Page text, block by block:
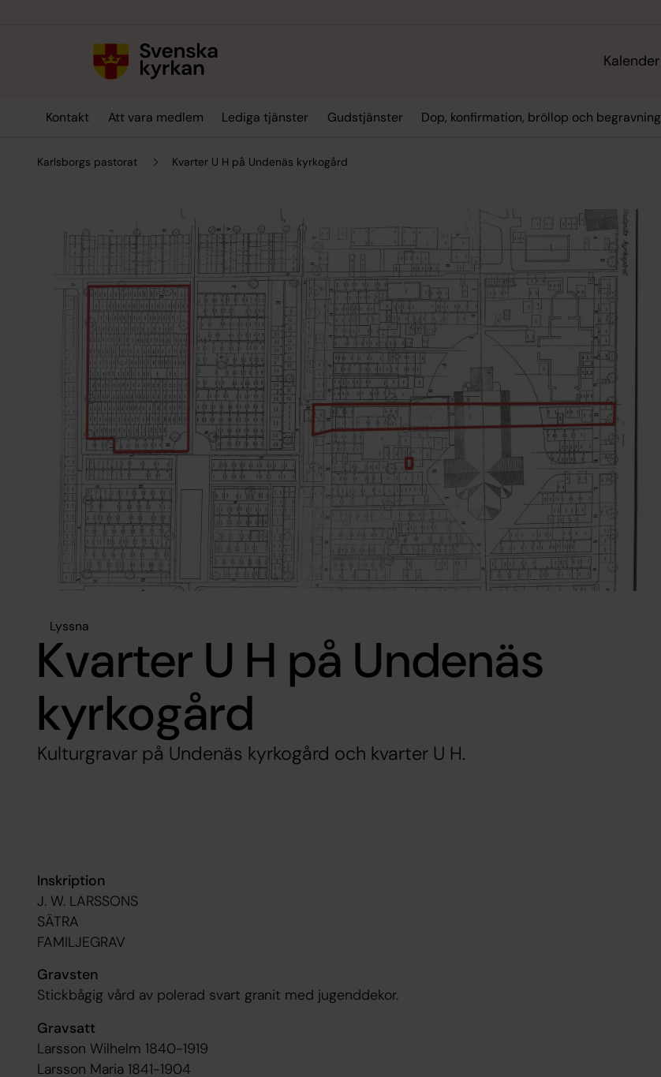
Kalender
Kontakt Att vara medlem Lediga tjänster Gudstjänster Dop, konfirmation, bröllop och begravning
Karlsborgs pastorat Kvarter U H på Undenäs kyrkogård
Lyssna
Kvarter U H på Undenäs
kyrkogård
Kulturgravar på Undenäs kyrkogård och kvarter U H.
Inskription
J. W. LARSSONS
SÄTRA
FAMILJEGRAV
Gravsten
Stickbågig vård av polerad svart granit med jugenddekor.
Gravsatt
Larsson Wilhelm 1840-1919
Larsson Maria 1841-1904